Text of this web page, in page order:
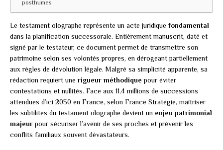
posthumes
Le testament olographe représente un acte juridique fondamental
dans la planification successorale. Entièrement manuscrit, daté et
signé par le testateur, ce document permet de transmettre son
patrimoine selon ses volontés propres, en dérogeant partiellement
aux règles de dévolution légale. Malgré sa simplicité apparente, sa
rédaction requiert une rigueur méthodique pour éviter
contestations et nullités. Face aux 11,4 millions de successions
attendues d’ici 2050 en France, selon France Stratégie, maîtriser
les subtilités du testament olographe devient un enjeu patrimonial
majeurpour sécuriser l’avenir de ses proches et prévenir les
conflits familiaux souvent dévastateurs.